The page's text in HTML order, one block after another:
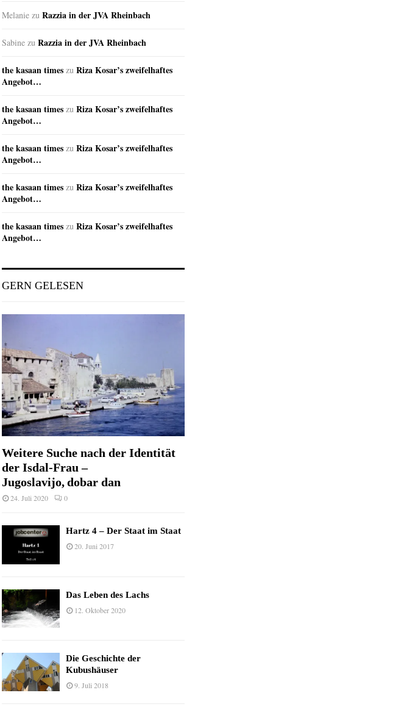
Melanie zu Razzia in der JVA Rheinbach
Sabine zu Razzia in der JVA Rheinbach
the kasaan times zu Riza Kosar’s zweifelhaftes
Angebot…
the kasaan times zu Riza Kosar’s zweifelhaftes
Angebot…
the kasaan times zu Riza Kosar’s zweifelhaftes
Angebot…
the kasaan times zu Riza Kosar’s zweifelhaftes
Angebot…
the kasaan times zu Riza Kosar’s zweifelhaftes
Angebot…
GERN GELESEN
Weitere Suche nach der Identität
der Isdal-Frau –
Jugoslavijo, dobar dan
24. Juli 2020 0
Hartz 4 – Der Staat im Staat
20. Juni 2017
Das Leben des Lachs
12. Oktober 2020
Die Geschichte der
Kubushäuser
9. Juli 2018